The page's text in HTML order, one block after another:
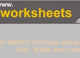
Bedrich Smetana und
kam: Malen kann